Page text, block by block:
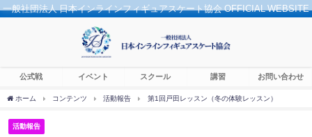
一般社団法人 日本インラインフィギュアスケート協会 OFFICIAL WEBSITE
公式戦 イベント スクール 講習 お問い合わせ
ホーム コンテンツ 活動報告 第1回戸田レッスン（冬の体験レッスン）
活動報告